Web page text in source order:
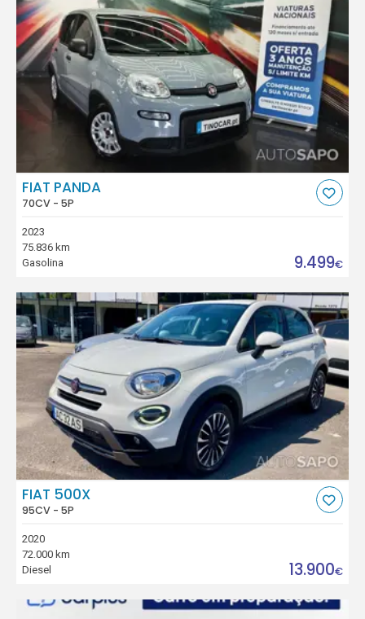
FIAT PANDA
70CV - 5P
2023
75.836 km
Gasolina
9.499€
FIAT 500X
95CV - 5P
2020
72.000 km
Diesel
13.900€